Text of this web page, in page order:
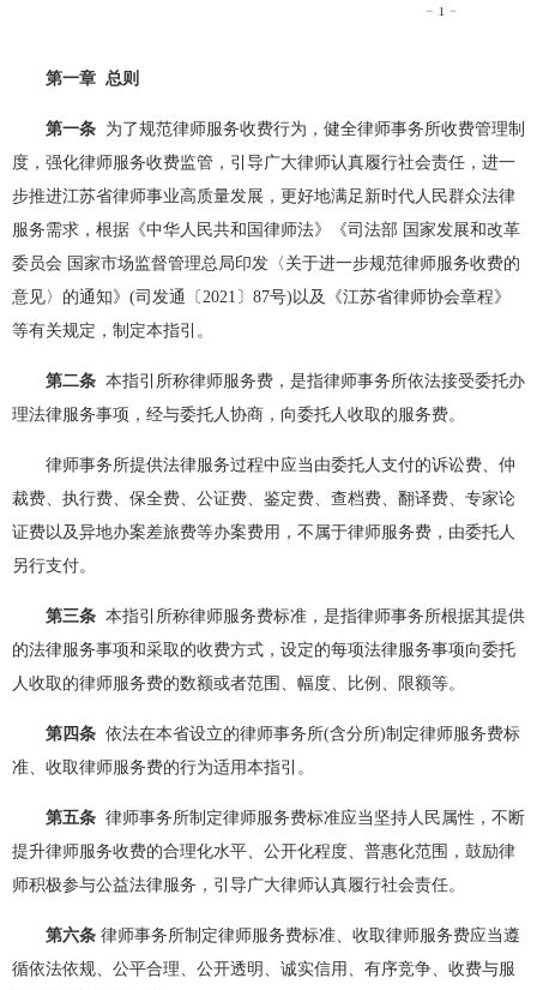
第一章 总则
第一条 为了规范律师服务收费行为，健全律师事务所收费管理制
度，强化律师服务收费监管，引导广大律师认真履行社会责任，进一
步推进江苏省律师事业高质量发展，更好地满足新时代人民群众法律
服务需求，根据《中华人民共和国律师法》《司法部 国家发展和改革
委员会 国家市场监督管理总局印发〈关于进一步规范律师服务收费的
意见〉的通知》(司发通〔2021〕87号)以及《江苏省律师协会章程》
等有关规定，制定本指引。
第二条 本指引所称律师服务费，是指律师事务所依法接受委托办
理法律服务事项，经与委托人协商，向委托人收取的服务费。
律师事务所提供法律服务过程中应当由委托人支付的诉讼费、仲
裁费、执行费、保全费、公证费、鉴定费、查档费、翻译费、专家论
证费以及异地办案差旅费等办案费用，不属于律师服务费，由委托人
另行支付。
第三条 本指引所称律师服务费标准，是指律师事务所根据其提供
的法律服务事项和采取的收费方式，设定的每项法律服务事项向委托
人收取的律师服务费的数额或者范围、幅度、比例、限额等。
第四条 依法在本省设立的律师事务所(含分所)制定律师服务费标
准、收取律师服务费的行为适用本指引。
第五条 律师事务所制定律师服务费标准应当坚持人民属性，不断
提升律师服务收费的合理化水平、公开化程度、普惠化范围，鼓励律
师积极参与公益法律服务，引导广大律师认真履行社会责任。
第六条 律师事务所制定律师服务费标准、收取律师服务费应当遵
循依法依规、公平合理、公开透明、诚实信用、有序竞争、收费与服